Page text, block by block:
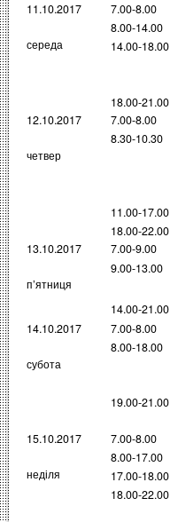
11.10.2017
середа
7.00-8.00
8.00-14.00
14.00-18.00
18.00-21.00
12.10.2017
четвер
7.00-8.00
8.30-10.30
11.00-17.00
18.00-22.00
13.10.2017
п’ятниця
7.00-9.00
9.00-13.00
14.00-21.00
14.10.2017
субота
7.00-8.00
8.00-18.00
19.00-21.00
15.10.2017
неділя
7.00-8.00
8.00-17.00
17.00-18.00
18.00-22.00